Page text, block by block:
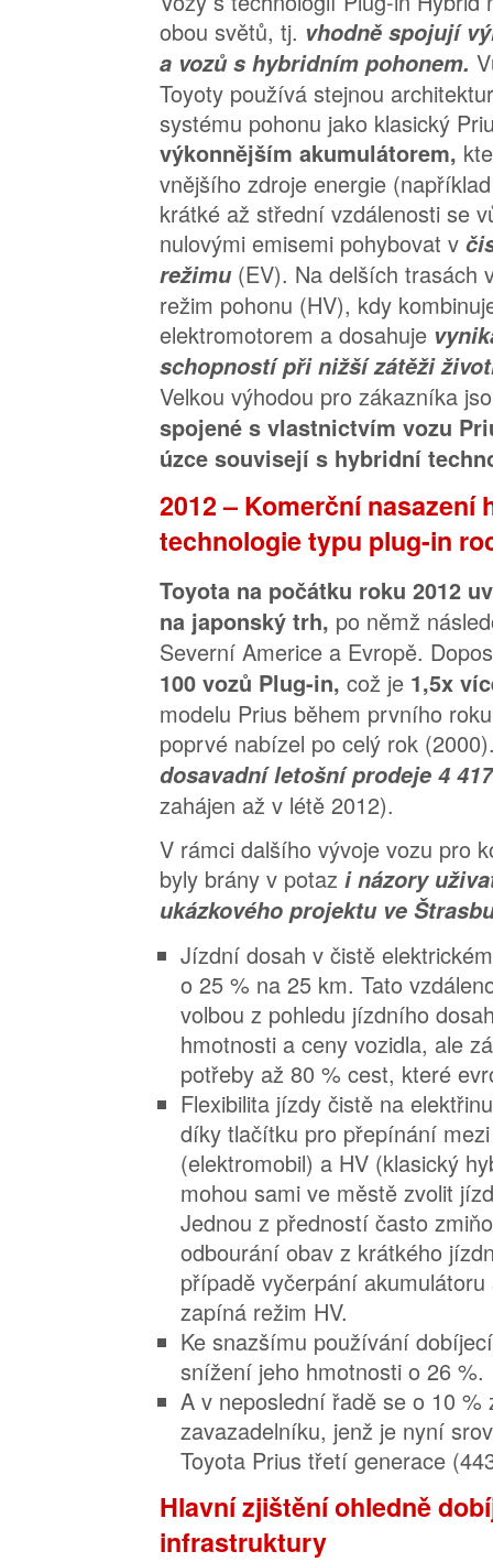
obou světů, tj. vhodně spojují
a vozů s hybridním pohonem.
Toyoty používá stejnou
systému pohonu jako klasický
výkonnějším akumulátorem,
vnějšího zdroje energie
krátké až střední vzdálenosti se
nulovými emisemi pohybovat v
režimu (EV). Na delších trasách
režim pohonu (HV), kdy
elektromotorem a dosahuje
schopností při nižší zátěži
Velkou výhodou pro zákazníka
spojené s vlastnictvím vozu
úzce souvisejí s hybridní
2012 – Komerční nasazení
technologie typu plug-in
Toyota na počátku roku 2012
na japonský trh, po němž
Severní Americe a Evropě.
100 vozů Plug-in, což je 1,5x
modelu Prius během prvního
poprvé nabízel po celý rok
dosavadní letošní prodeje 4
zahájen až v létě 2012).
V rámci dalšího vývoje vozu pro
byly brány v potaz i názory
ukázkového projektu ve
Jízdní dosah v čistě
o 25 % na 25 km. Tato
volbou z pohledu jízdního
hmotnosti a ceny vozidla, ale
potřeby až 80 % cest, které
Flexibilita jízdy čistě na
díky tlačítku pro přepínání
(elektromobil) a HV (klasický
mohou sami ve městě zvolit
Jednou z předností často
odbourání obav z krátkého
případě vyčerpání
zapíná režim HV.
Ke snazšímu používání
snížení jeho hmotnosti o 26 %.
A v neposlední řadě se o 10 %
zavazadelníku, jenž je nyní
Toyota Prius třetí generace
Hlavní zjištění ohledně
infrastruktury